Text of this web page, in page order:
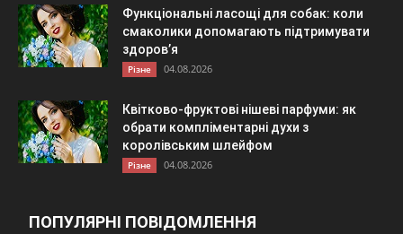
Функціональні ласощі для собак: коли
смаколики допомагають підтримувати
здоров’я
Різне 04.08.2026
Квітково-фруктові нішеві парфуми: як
обрати компліментарні духи з
королівським шлейфом
Різне 04.08.2026
ПОПУЛЯРНІ ПОВІДОМЛЕННЯ